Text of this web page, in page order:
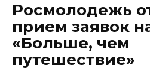
Росмолодежь
прием заявок
«Больше, чем
путешествие»